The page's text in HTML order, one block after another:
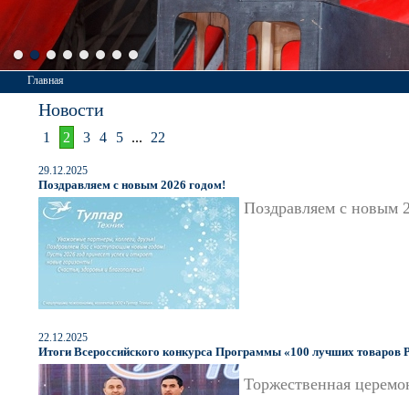
Главная
Новости
1 2 3 4 5 ... 22
29.12.2025
Поздравляем с новым 2026 годом!
Поздравляем с новым
22.12.2025
Итоги Всероссийского конкурса Программы «100 лучших товаров
Торжественная